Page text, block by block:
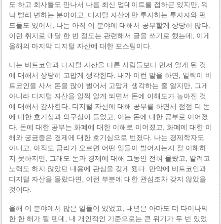
도 하고 회사들도 만나서 나름 최신 업데이트를 접하곤 있지만, 워
낙 빨리 변하는 분야이고, 디지털 자산에만 투자하는 투자자와 펀
드들도 있어서, 나는 아직 이 분야에 대해서 공부할게 상당히 많다.
이런 취지로 매달 한 번 정도는 관련해서 글을 쓰기로 했는데, 이게
올해의 마지막 디지털 자산에 대한 포스팅이다.
나는 비트코인과 디지털 자산을 다른 사람들보다 먼저 알게 된 것
에 대해서 상당히 고맙게 생각한다. 내가 이런 말을 하면, 일찍이 비
트코인을 사서 돈을 많이 벌어서 고맙게 생각하는 줄 알지만, 그게
아니라 디지털 자산을 일찍 알게 되면서 돈에 이해도가 높아진 것
에 대해서 감사한다. 디지털 자산에 대해 공부를 하면서 점점 더 돈
에 대한 호기심과 의구심이 들었고, 이는 돈에 대한 공부로 이어졌
다. 돈에 대한 공부는 화폐에 대한 이해로 이어졌고, 화폐에 대한 이
해와 궁금증은 경제에 대한 호기심으로 번졌다. 나는 경제학자도
아니고, 아직도 금리가 오르면 어떤 일들이 벌어지는지 잘 이해하
지 못하지만, 그래도 돈과 경제에 대해 그동안 전혀 몰랐고, 알려고
노력도 하지 않았던 내용에 관심을 갖게 됐다. 만약에 비트코인과
디지털 자산을 몰랐다면, 이런 부분에 대한 관심조차 갖지 않았을
것이다.
올해 이 분야에서 많은 일들이 있었고, 내년은 아마도 더 다이나믹
한 한 해가 될 텐데, 내 개인적인 기준으로는 큰 위기가 두 번 있었